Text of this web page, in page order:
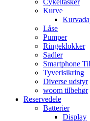
Kurve
Låse
Pumper
Ringeklokker
Sadler
Smartphone
Tyverisikring
Diverse udstyr
woom tilbehør
Reservedele
Batterier
Display